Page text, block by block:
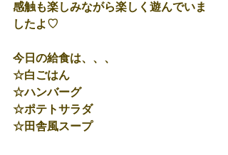
感触も楽しみながら楽しく遊んでいま
したよ♡
今日の給食は、、、
☆白ごはん
☆ハンバーグ
☆ポテトサラダ
☆田舎風スープ